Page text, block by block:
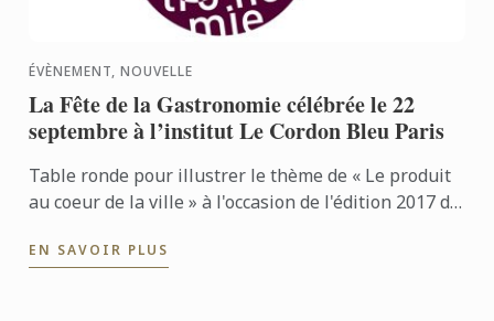
ÉVÈNEMENT, NOUVELLE
La Fête de la Gastronomie célébrée le 22
septembre à l’institut Le Cordon Bleu Paris
Table ronde pour illustrer le thème de « Le produit
au coeur de la ville » à l'occasion de l'édition 2017 de
EN SAVOIR PLUS